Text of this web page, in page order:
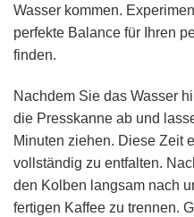
Wasser kommen.
perfekte Balance für Ihren
finden.
Nachdem Sie das Wasser
die Presskanne ab und
Minuten ziehen. Diese Zeit
vollständig zu entfalten.
den Kolben langsam nach
fertigen Kaffee zu trennen.